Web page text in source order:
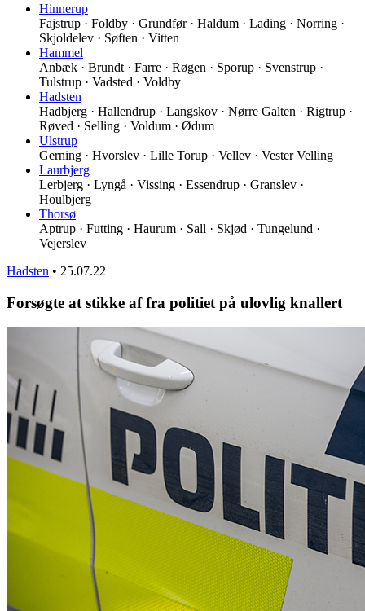
Hinnerup
Fajstrup · Foldby · Grundfør · Haldum · Lading · Norring ·
Skjoldelev · Søften · Vitten
Hammel
Anbæk · Brundt · Farre · Røgen · Sporup · Svenstrup ·
Tulstrup · Vadsted · Voldby
Hadsten
Hadbjerg · Hallendrup · Langskov · Nørre Galten · Rigtrup ·
Røved · Selling · Voldum · Ødum
Ulstrup
Gerning · Hvorslev · Lille Torup · Vellev · Vester Velling
Laurbjerg
Lerbjerg · Lyngå · Vissing · Essendrup · Granslev ·
Houlbjerg
Thorsø
Aptrup · Futting · Haurum · Sall · Skjød · Tungelund ·
Vejerslev
Hadsten • 25.07.22
Forsøgte at stikke af fra politiet på ulovlig knallert